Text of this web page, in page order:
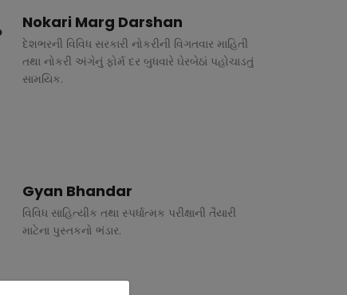
Nokari Marg Darshan
દેશભરની વિવિધ સરકારી નોકરીની વિગતવાર માહિતી
તથા નોકરી અંગેનું ફોર્મ દર બુધવારે ઘેરબેઠાં પહોચાડતું
સામયિક.
Gyan Bhandar
વિવિધ સાહિત્યીક તથા સ્પર્ધાત્મક પરીક્ષાની તૈયારી
માટેના પુસ્તકનો ભંડાર.